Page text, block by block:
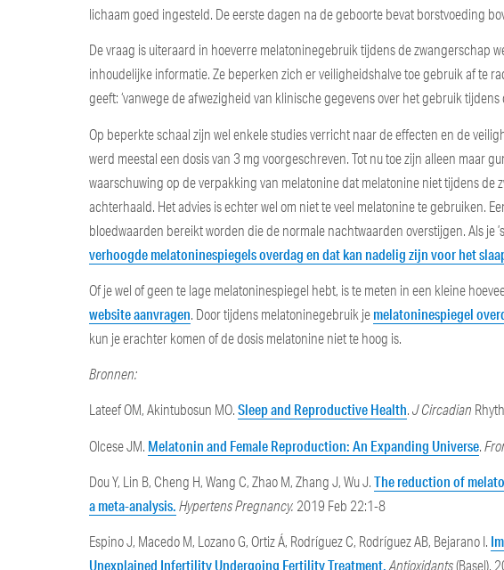
lichaam goed ingesteld. De eerste dagen na de geboorte bevat borstvoeding
De vraag is uiteraard in hoeverre melatoninegebruik tijdens de zwangerschap
inhoudelijke informatie. Ze beperken zich er veiligheidshalve toe gebruik af te
geeft: ‘vanwege de afwezigheid van klinische gegevens over het gebruik
Op beperkte schaal zijn wel enkele studies verricht naar de effecten en de
werd meestal een dosis van 3 mg voorgeschreven. Tot nu toe zijn alleen maar
waarschuwing op de verpakking van melatonine dat melatonine niet tijdens de
achterhaald. Het advies is echter wel om niet te veel melatonine te gebruiken.
bloedwaarden bereikt worden die de normale nachtwaarden overstijgen. Als je
verhoogde melatoninespiegels overdag en dat kan nadelig zijn voor het
Of je wel of geen te lage melatoninespiegel hebt, is te meten in een kleine
website aanvragen. Door tijdens melatoninegebruik je melatoninespiegel
kun je erachter komen of de dosis melatonine niet te hoog is.
Bronnen:
Lateef OM, Akintubosun MO.Sleep and Reproductive Health.J Circadian
Olcese JM. Melatonin and Female Reproduction: An Expanding Universe.
Dou Y, Lin B, Cheng H, Wang C, Zhao M, Zhang J, Wu J.The reduction of
a meta-analysis. Hypertens Pregnancy. 2019 Feb 22:1-8
Espino J, Macedo M, Lozano G, Ortiz Á, Rodríguez C, Rodríguez AB, Bejarano I.
Unexplained Infertility Undergoing Fertility Treatment. Antioxidants(Basel).